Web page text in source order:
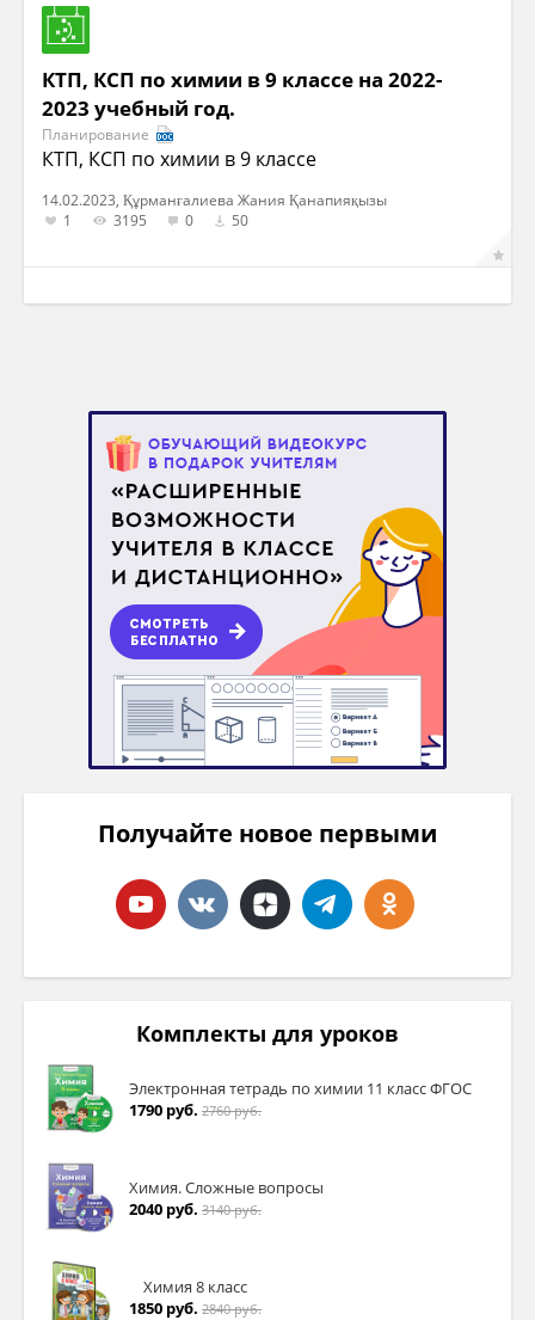
КТП, КСП по химии в 9 классе на 2022-
2023 учебный год.
Планирование
КТП, КСП по химии в 9 классе
14.02.2023, Құрманғалиева Жания Қанапияқызы
1
3195 0 50
Получайте новое первыми
Комплекты для уроков
Электронная тетрадь по химии 11 класс ФГОС
1790 руб. 2760 руб.
Химия. Сложные вопросы
2040 руб. 3140 руб.
Химия 8 класс
1850 руб. 2840 руб.